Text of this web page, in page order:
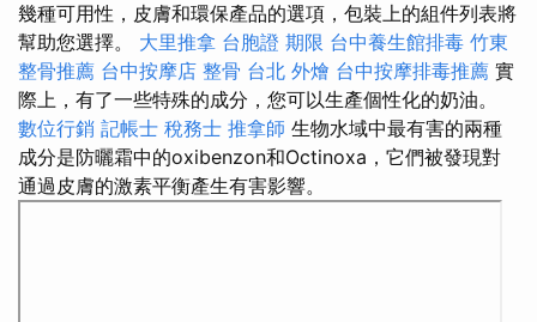
幾種可用性，皮膚和環保產品的選項，包裝上的組件列表將
幫助您選擇。 大里推拿 台胞證 期限 台中養生館排毒 竹東
整骨推薦 台中按摩店 整骨 台北 外燴 台中按摩排毒推薦 實
際上，有了一些特殊的成分，您可以生產個性化的奶油。
數位行銷 記帳士 稅務士 推拿師 生物水域中最有害的兩種
成分是防曬霜中的oxibenzon和Octinoxa，它們被發現對
通過皮膚的激素平衡產生有害影響。